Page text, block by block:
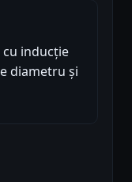
inducție
diametru și